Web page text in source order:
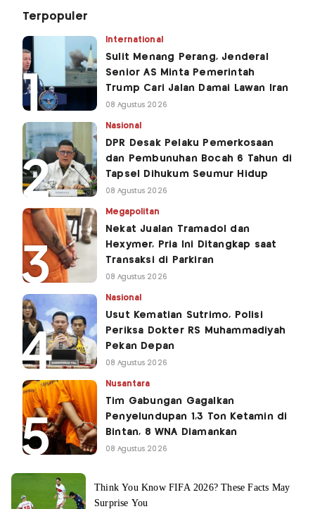
Terpopuler
International
Sulit Menang Perang, Jenderal
Senior AS Minta Pemerintah
Trump Cari Jalan Damai Lawan Iran
08 Agustus 2026
Nasional
DPR Desak Pelaku Pemerkosaan
dan Pembunuhan Bocah 6 Tahun di
Tapsel Dihukum Seumur Hidup
08 Agustus 2026
Megapolitan
Nekat Jualan Tramadol dan
Hexymer, Pria Ini Ditangkap saat
Transaksi di Parkiran
08 Agustus 2026
Nasional
Usut Kematian Sutrimo, Polisi
Periksa Dokter RS Muhammadiyah
Pekan Depan
08 Agustus 2026
Nusantara
Tim Gabungan Gagalkan
Penyelundupan 1,3 Ton Ketamin di
Bintan, 8 WNA Diamankan
08 Agustus 2026